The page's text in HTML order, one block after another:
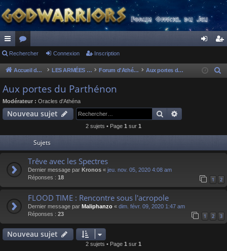
ac
co
ur
ci
or
u
s
ne cri
Rechercher Connexion Inscription
Accueil du forum LES ARMÉES DIVINES - FORUMS DE CLAN Forum d'Athéna Aux portes du Parthénon
c
Aux portes du Parthénon
Modérateur : Oracles d'Athéna
Nouveau sujet Rechercher
2 sujets • Page 1 sur 1
Sujets
Trêve avec les Spectres
Dernier message par Kronos « jeu. nov. 05, 2020 4:08 am
Réponses : 18 1 2
FLOOD TIME : Rencontre sous l'acropole
Dernier message par Maliphanzo « dim. févr. 09, 2020 1:47 am
Réponses : 23 1 2 3
Nouveau sujet
2 sujets • Page 1 sur 1